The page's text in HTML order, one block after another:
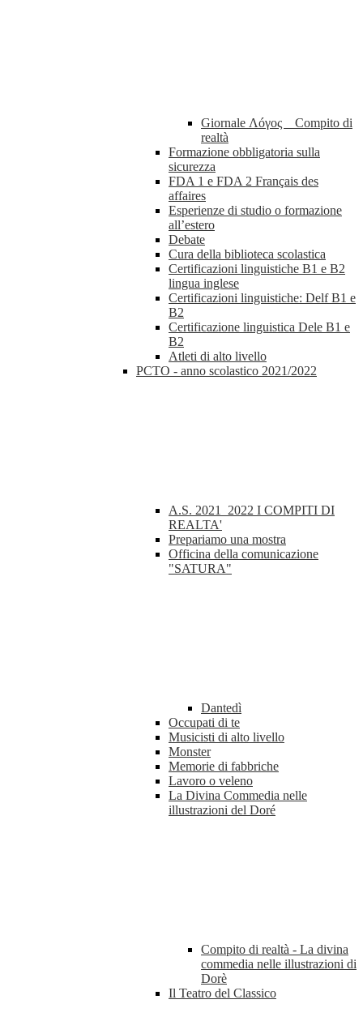
Giornale Λóγος _ Compito di
realtà
Formazione obbligatoria sulla
sicurezza
FDA 1 e FDA 2 Français des
affaires
Esperienze di studio o formazione
all’estero
Debate
Cura della biblioteca scolastica
Certificazioni linguistiche B1 e B2
lingua inglese
Certificazioni linguistiche: Delf B1 e
B2
Certificazione linguistica Dele B1 e
B2
Atleti di alto livello
PCTO - anno scolastico 2021/2022
A.S. 2021_2022 I COMPITI DI
REALTA'
Prepariamo una mostra
Officina della comunicazione
"SATURA"
Dantedì
Occupati di te
Musicisti di alto livello
Monster
Memorie di fabbriche
Lavoro o veleno
La Divina Commedia nelle
illustrazioni del Doré
Compito di realtà - La divina
commedia nelle illustrazioni di
Dorè
Il Teatro del Classico